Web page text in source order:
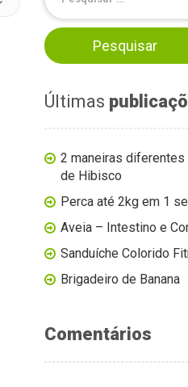
Últimas
2 maneiras
de Hibisco
Perca até 2kg em 1
Aveia – Intestino e
Sanduíche Colorido
Brigadeiro de Banana
Comentários